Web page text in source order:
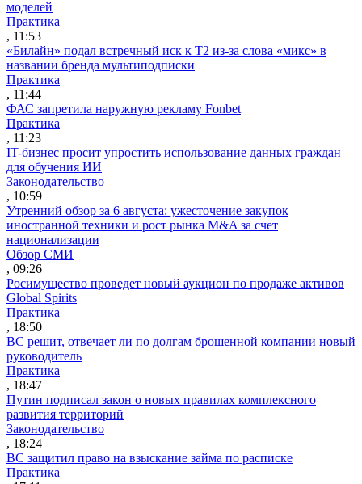
моделей
Практика
, 11:53
«Билайн» подал встречный иск к Т2 из-за слова «микс» в
названии бренда мультиподписки
Практика
, 11:44
ФАС запретила наружную рекламу Fonbet
Практика
, 11:23
IT-бизнес просит упростить использование данных граждан
для обучения ИИ
Законодательство
, 10:59
Утренний обзор за 6 августа: ужесточение закупок
иностранной техники и рост рынка M&A за счет
национализации
Обзор СМИ
, 09:26
Росимущество проведет новый аукцион по продаже активов
Global Spirits
Практика
, 18:50
ВС решит, отвечает ли по долгам брошенной компании новый
руководитель
Практика
, 18:47
Путин подписал закон о новых правилах комплексного
развития территорий
Законодательство
, 18:24
ВС защитил право на взыскание займа по расписке
Практика